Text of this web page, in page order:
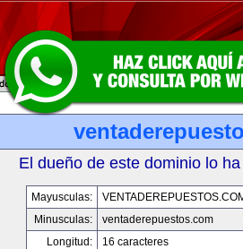
El dueño de este dominio lo
Mayusculas:
Minusculas:
ventaderepuestos.com
Longitud:
16 caracteres